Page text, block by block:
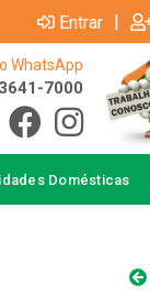
Entrar |
WhatsApp
7000
Domésticas